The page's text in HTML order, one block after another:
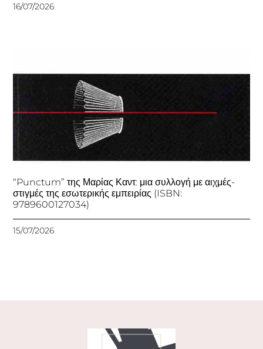
16/07/2026
“Punctum” της Μαρίας Καντ: μια συλλογή με αιχμές-
στιγμές της εσωτερικής εμπειρίας (ISBN:
9789600127034)
15/07/2026